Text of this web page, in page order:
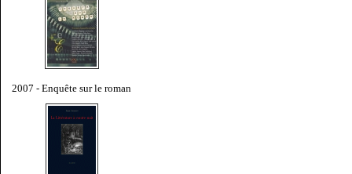
2007 - Enquête sur le roman